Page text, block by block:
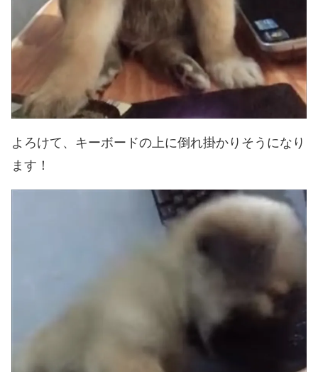
よろけて、キーボードの上に倒れ掛かりそうになり
ます！